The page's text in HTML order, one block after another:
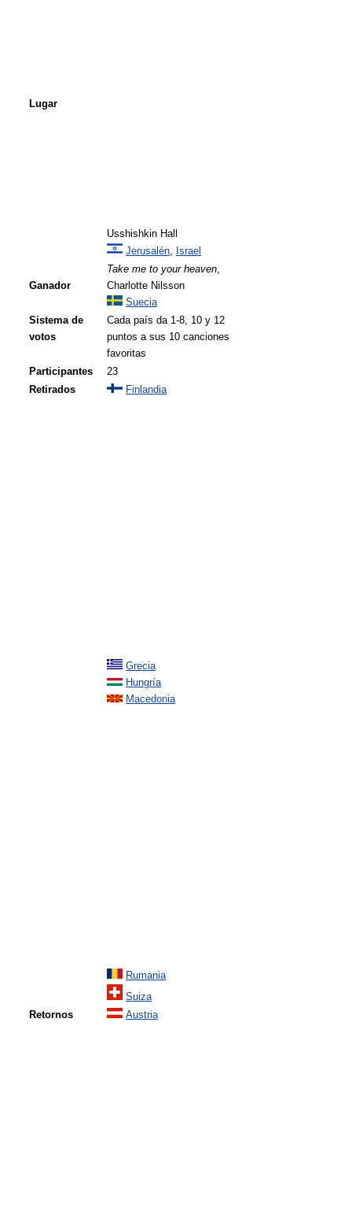
Lugar
Usshishkin Hall
Jerusalén, Israel
Ganador
Take me to your heaven,
Charlotte Nilsson
Suecia
Sistema de
votos
Cada país da 1-8, 10 y 12
puntos a sus 10 canciones
favoritas
Participantes
23
Retirados
Finlandia
Grecia
Hungría
Macedonia
Rumania
Suiza
Retornos
Austria